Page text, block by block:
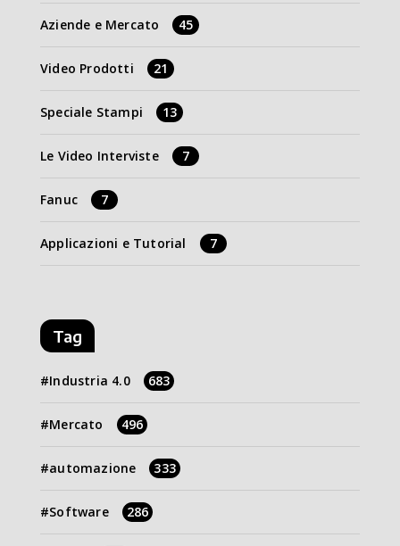
Aziende e Mercato 45
Video Prodotti 21
Speciale Stampi 13
Le Video Interviste 7
Fanuc 7
Applicazioni e Tutorial 7
Tag
Industria 4.0 683
Mercato 496
automazione 333
Software 286